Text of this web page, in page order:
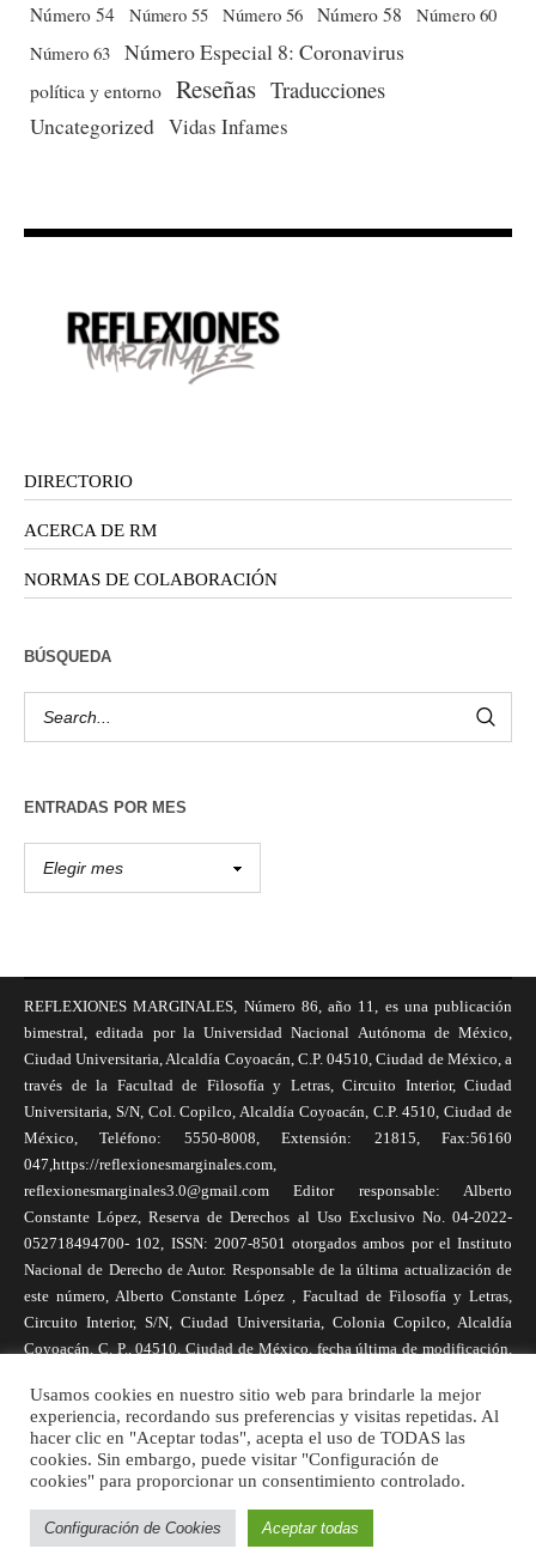
Número 54 Número 55 Número 56 Número 58
Número 60
Número 63 Número Especial 8: Coronavirus
política y entorno Reseñas Traducciones
Uncategorized Vidas Infames
DIRECTORIO
ACERCA DE RM
NORMAS DE COLABORACIÓN
BÚSQUEDA
ENTRADAS POR MES
REFLEXIONES MARGINALES, Número 86, año 11, es una publicación
bimestral, editada por la Universidad Nacional Autónoma de México,
Ciudad Universitaria, Alcaldía Coyoacán, C.P. 04510, Ciudad de México, a
través de la Facultad de Filosofía y Letras, Circuito Interior, Ciudad
Universitaria, S/N, Col. Copilco, Alcaldía Coyoacán, C.P. 4510, Ciudad de
México, Teléfono: 5550-8008, Extensión: 21815, Fax:56160
047,https://reflexionesmarginales.com,
reflexionesmarginales3.0@gmail.com Editor responsable: Alberto
Constante López, Reserva de Derechos al Uso Exclusivo No. 04-2022-
052718494700- 102, ISSN: 2007-8501 otorgados ambos por el Instituto
Nacional de Derecho de Autor. Responsable de la última actualización de
este número, Alberto Constante López , Facultad de Filosofía y Letras,
Circuito Interior, S/N, Ciudad Universitaria, Colonia Copilco, Alcaldía
Coyoacán, C. P., 04510, Ciudad de México, fecha última de modificación,
necesariamente reflejan la postura de la revista, ni de Universidad Nacional
Autónoma de México. Los autores son responsables de los contenidos de
sus artículos. Se autoriza la reproducción total o parcial de los textos aquí
publicados siempre y cuando se cite la fuente completa y la dirección
electrónica de la publicación.
Usamos cookies en nuestro sitio web para brindarle la mejor
experiencia, recordando sus preferencias y visitas repetidas. Al
hacer clic en "Aceptar todas", acepta el uso de TODAS las
cookies. Sin embargo, puede visitar "Configuración de
cookies" para proporcionar un consentimiento controlado.
Configuración de Cookies Aceptar todas